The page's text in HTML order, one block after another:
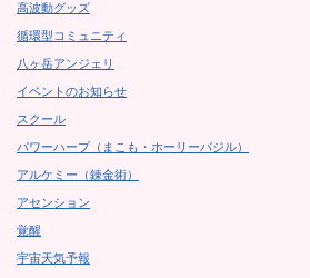
高波動グッズ
循環型コミュニティ
八ヶ岳アンジェリ
イベントのお知らせ
スクール
パワーハーブ（まこも・ホーリーバジル）
アルケミー（錬金術）
アセンション
覚醒
宇宙天気予報